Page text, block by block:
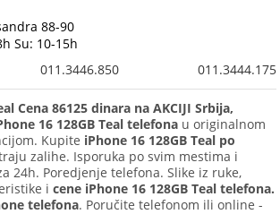
88-90
Su: 10-15h
011.3446.850 011.3444.175
Cena 86125 dinara na AKCIJI Srbija,
16 128GB Teal telefona u originalnom
Kupite iPhone 16 128GB Teal po
zalihe. Isporuka po svim mestima i
24h. Poredjenje telefona. Slike iz ruke,
i cene iPhone 16 128GB Teal telefona.
telefona. Poručite telefonom ili online -